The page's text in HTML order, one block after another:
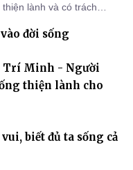
lành và có trách
đời sống
Trí Minh - Người
thiện lành cho
biết đủ ta sống cả